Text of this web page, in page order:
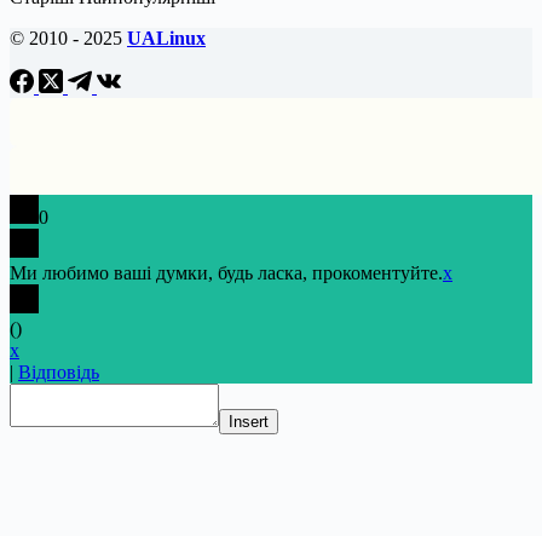
© 2010 - 2025 UALinux
0
Ми любимо ваші думки, будь ласка, прокоментуйте.x
()
x
| Відповідь
Insert